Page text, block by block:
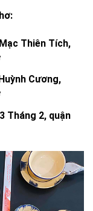
Thiên Tích,
Cương,
Tháng 2, quận